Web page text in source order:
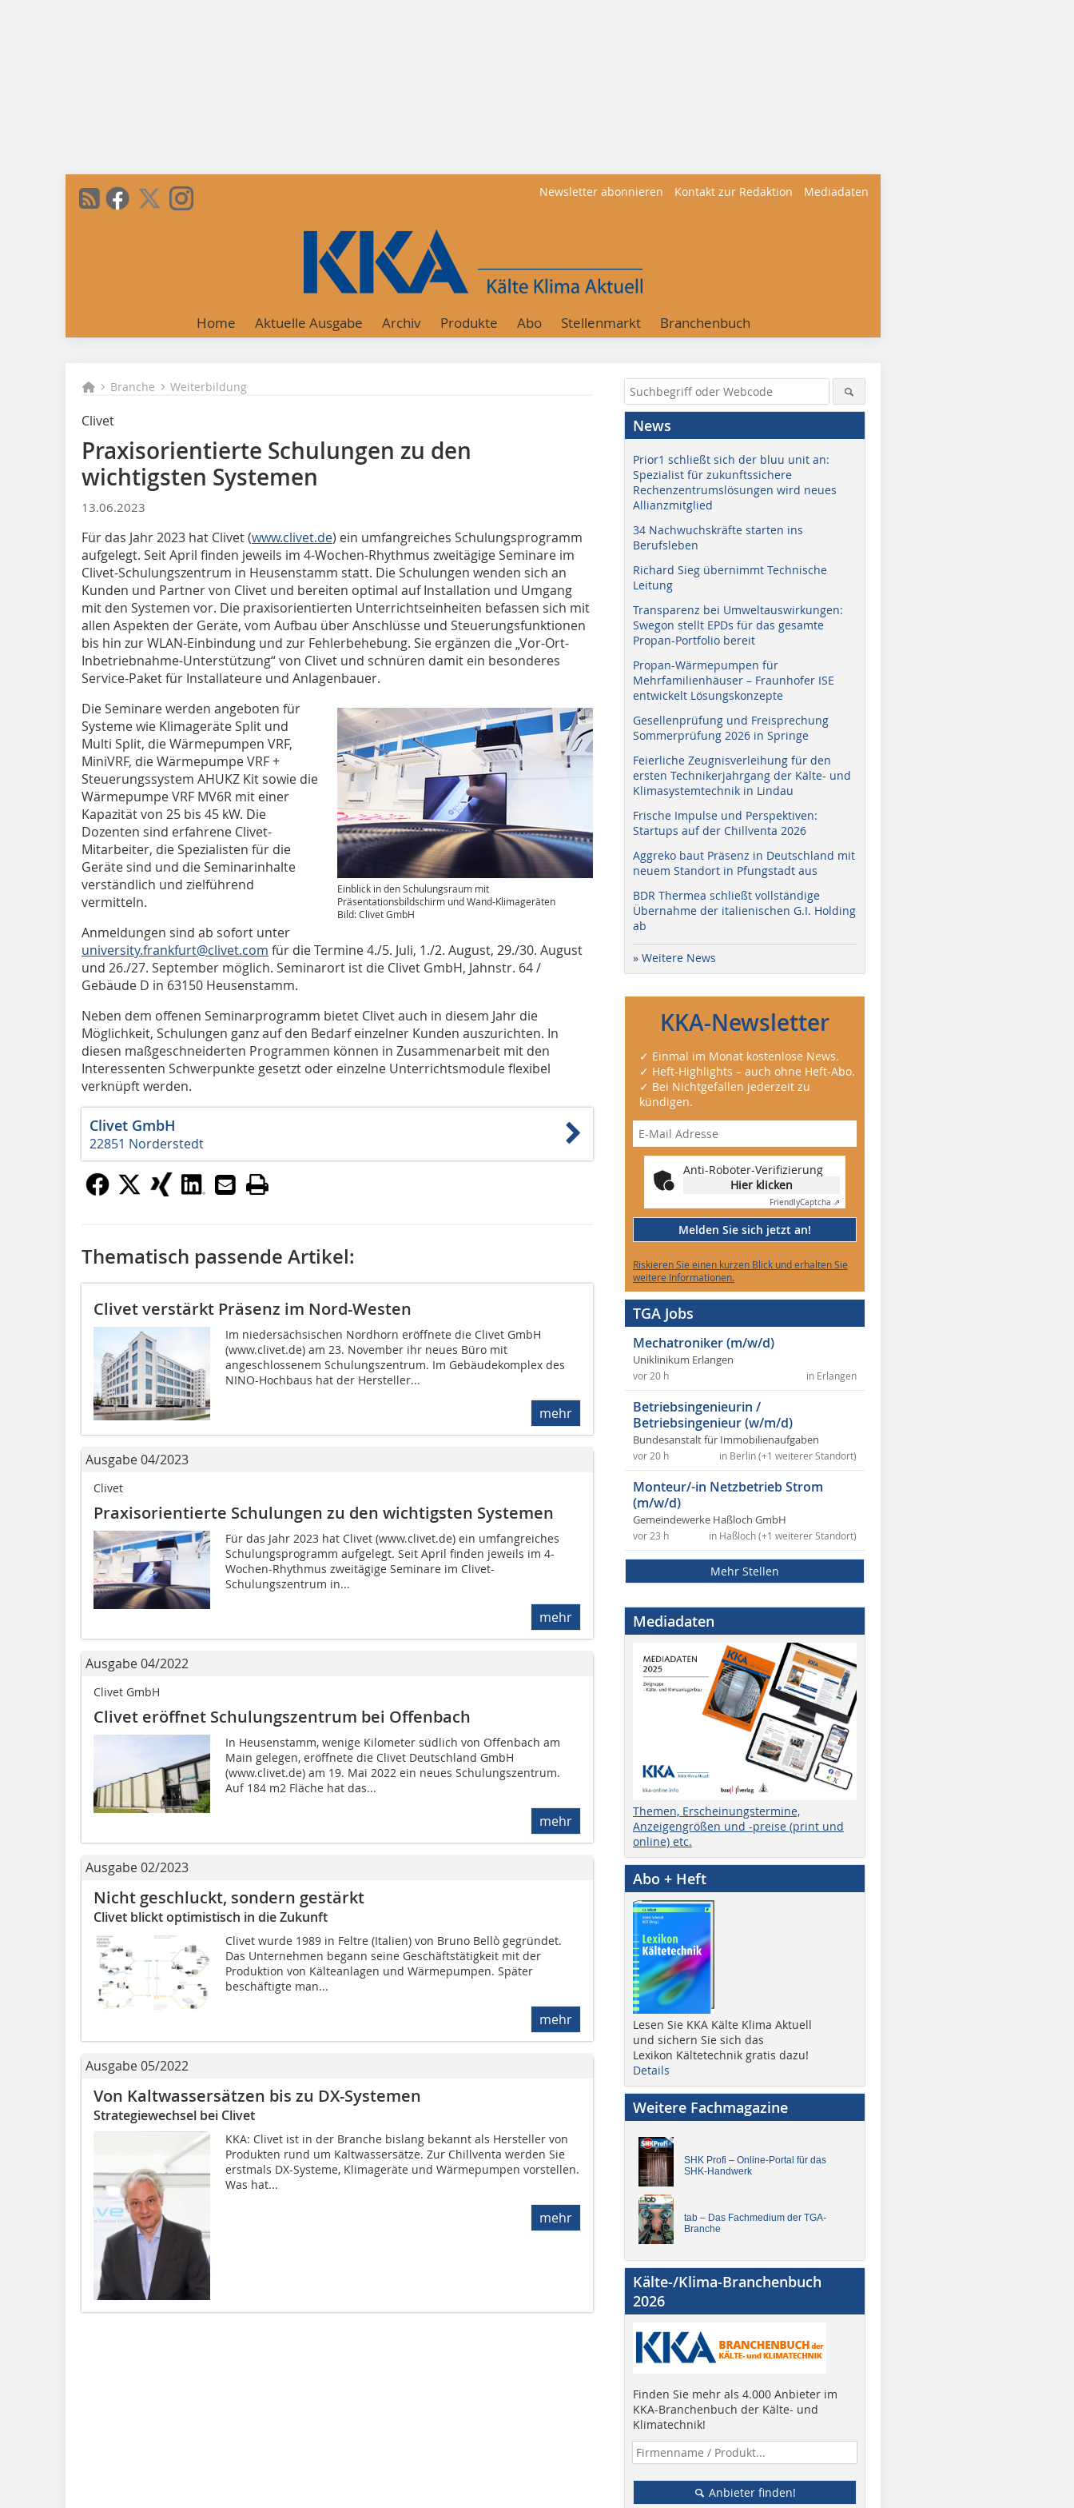
Newsletter abonnieren Kontakt zur Redaktion Mediadaten
Home Aktuelle Ausgabe Archiv Produkte Abo Stellenmarkt Branchenbuch
Branche Weiterbildung
Clivet
Praxisorientierte Schulungen zu den
wichtigsten Systemen
13.06.2023
Für das Jahr 2023 hat Clivet (www.clivet.de) ein umfangreiches Schulungsprogramm
aufgelegt. Seit April finden jeweils im 4-Wochen-Rhythmus zweitägige Seminare im
Clivet-Schulungszentrum in Heusenstamm statt. Die Schulungen wenden sich an
Kunden und Partner von Clivet und bereiten optimal auf Installation und Umgang
mit den Systemen vor. Die praxisorientierten Unterrichtseinheiten befassen sich mit
allen Aspekten der Geräte, vom Aufbau über Anschlüsse und Steuerungsfunktionen
bis hin zur WLAN-Einbindung und zur Fehlerbehebung. Sie ergänzen die „Vor-Ort-
Inbetriebnahme-Unterstützung“ von Clivet und schnüren damit ein besonderes
Service-Paket für Installateure und Anlagenbauer.
Einblick in den Schulungsraum mit
Präsentationsbildschirm und Wand-Klimageräten
Bild: Clivet GmbH
Die Seminare werden angeboten für
Systeme wie Klimageräte Split und
Multi Split, die Wärmepumpen VRF,
MiniVRF, die Wärmepumpe VRF +
Steuerungssystem AHUKZ Kit sowie die
Wärmepumpe VRF MV6R mit einer
Kapazität von 25 bis 45 kW. Die
Dozenten sind erfahrene Clivet-
Mitarbeiter, die Spezialisten für die
Geräte sind und die Seminarinhalte
verständlich und zielführend
vermitteln.
Anmeldungen sind ab sofort unter
university.frankfurt@clivet.com für die Termine 4./5. Juli, 1./2. August, 29./30. August
und 26./27. September möglich. Seminarort ist die Clivet GmbH, Jahnstr. 64 /
Gebäude D in 63150 Heusenstamm.
Neben dem offenen Seminarprogramm bietet Clivet auch in diesem Jahr die
Möglichkeit, Schulungen ganz auf den Bedarf einzelner Kunden auszurichten. In
diesen maßgeschneiderten Programmen können in Zusammenarbeit mit den
Interessenten Schwerpunkte gesetzt oder einzelne Unterrichtsmodule flexibel
verknüpft werden.
Clivet GmbH
22851 Norderstedt
Thematisch passende Artikel:
Clivet verstärkt Präsenz im Nord-Westen
Im niedersächsischen Nordhorn eröffnete die Clivet GmbH
(www.clivet.de) am 23. November ihr neues Büro mit
angeschlossenem Schulungszentrum. Im Gebäudekomplex des
NINO-Hochbaus hat der Hersteller...
mehr
Ausgabe 04/2023
Clivet
Praxisorientierte Schulungen zu den wichtigsten Systemen
Für das Jahr 2023 hat Clivet (www.clivet.de) ein umfangreiches
Schulungsprogramm aufgelegt. Seit April finden jeweils im 4-
Wochen-Rhythmus zweitägige Seminare im Clivet-
Schulungszentrum in...
mehr
Ausgabe 04/2022
Clivet GmbH
Clivet eröffnet Schulungszentrum bei Offenbach
In Heusenstamm, wenige Kilometer südlich von Offenbach am
Main gelegen, eröffnete die Clivet Deutschland GmbH
(www.clivet.de) am 19. Mai 2022 ein neues Schulungszentrum.
Auf 184 m2 Fläche hat das...
mehr
Ausgabe 02/2023
Nicht geschluckt, sondern gestärkt
Clivet blickt optimistisch in die Zukunft
Clivet wurde 1989 in Feltre (Italien) von Bruno Bellò gegründet.
Das Unternehmen begann seine Geschäftstätigkeit mit der
Produktion von Kälteanlagen und Wärmepumpen. Später
beschäftigte man...
mehr
Ausgabe 05/2022
Von Kaltwassersätzen bis zu DX-Systemen
Strategiewechsel bei Clivet
KKA: Clivet ist in der Branche bislang bekannt als Hersteller von
Produkten rund um Kaltwassersätze. Zur Chillventa werden Sie
erstmals DX-Systeme, Klimageräte und Wärmepumpen vorstellen.
Was hat...
mehr
News
Prior1 schließt sich der bluu unit an:
Spezialist für zukunftssichere
Rechenzentrumslösungen wird neues
Allianzmitglied
34 Nachwuchskräfte starten ins
Berufsleben
Richard Sieg übernimmt Technische
Leitung
Transparenz bei Umweltauswirkungen:
Swegon stellt EPDs für das gesamte
Propan-Portfolio bereit
Propan-Wärmepumpen für
Mehrfamilienhäuser – Fraunhofer ISE
entwickelt Lösungskonzepte
Gesellenprüfung und Freisprechung
Sommerprüfung 2026 in Springe
Feierliche Zeugnisverleihung für den
ersten Technikerjahrgang der Kälte- und
Klimasystemtechnik in Lindau
Frische Impulse und Perspektiven:
Startups auf der Chillventa 2026
Aggreko baut Präsenz in Deutschland mit
neuem Standort in Pfungstadt aus
BDR Thermea schließt vollständige
Übernahme der italienischen G.I. Holding
ab
» Weitere News
KKA-Newsletter
✓ Einmal im Monat kostenlose News.
✓ Heft-Highlights – auch ohne Heft-Abo.
✓ Bei Nichtgefallen jederzeit zu
kündigen.
Anti-Roboter-Verifizierung
Hier klicken
FriendlyCaptcha ⇗
Melden Sie sich jetzt an!
Riskieren Sie einen kurzen Blick und erhalten Sie
weitere Informationen.
TGA Jobs
Mechatroniker (m/w/d)
Uniklinikum Erlangen
in Erlangen
vor 20 h
Betriebsingenieurin /
Betriebsingenieur (w/m/d)
Bundesanstalt für Immobilienaufgaben
in Berlin (+1 weiterer Standort)
vor 20 h
Monteur/-in Netzbetrieb Strom
(m/w/d)
Gemeindewerke Haßloch GmbH
in Haßloch (+1 weiterer Standort)
vor 23 h
Mehr Stellen
Mediadaten
Themen, Erscheinungstermine,
Anzeigengrößen und -preise (print und
online) etc.
Abo + Heft
Lesen Sie KKA Kälte Klima Aktuell
und sichern Sie sich das
Lexikon Kältetechnik gratis dazu!
Details
Weitere Fachmagazine
SHK Profi – Online-Portal für das
SHK-Handwerk
tab – Das Fachmedium der TGA-
Branche
Kälte-/Klima-Branchenbuch
2026
Finden Sie mehr als 4.000 Anbieter im
KKA-Branchenbuch der Kälte- und
Klimatechnik!
Anbieter finden!